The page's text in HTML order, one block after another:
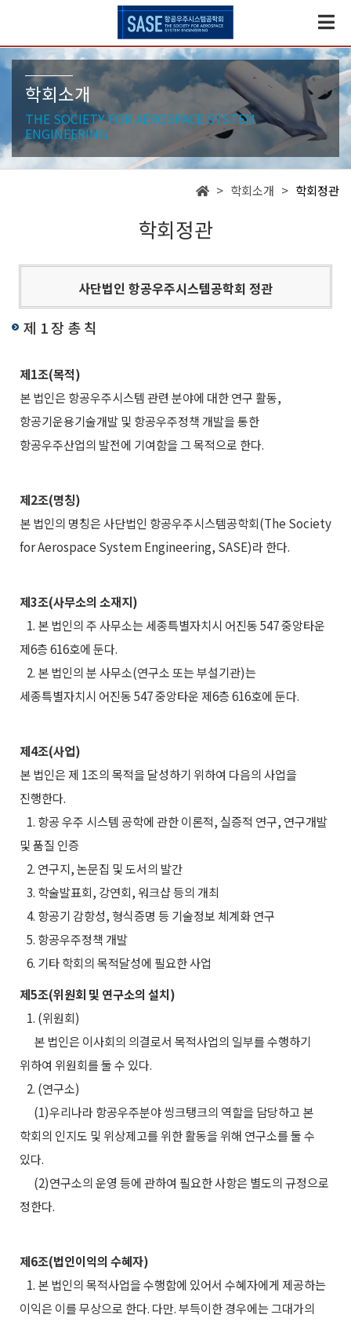
학회소개
THE SOCIETY FOR AEROSPACE SYSTEM
ENGINEERING
> 학회소개 > 학회정관
학회정관
사단법인 항공우주시스템공학회 정관
제 1 장 총 칙
제1조(목적)
본 법인은 항공우주시스템 관련 분야에 대한 연구 활동,
항공기운용기술개발 및 항공우주정책 개발을 통한
항공우주산업의 발전에 기여함을 그 목적으로 한다.
제2조(명칭)
본 법인의 명칭은 사단법인 항공우주시스템공학회(The Society
for Aerospace System Engineering, SASE)라 한다.
제3조(사무소의 소재지)
1. 본 법인의 주 사무소는 세종특별자치시 어진동 547 중앙타운
제6층 616호에 둔다.
2. 본 법인의 분 사무소(연구소 또는 부설기관)는
세종특별자치시 어진동 547 중앙타운 제6층 616호에 둔다.
제4조(사업)
본 법인은 제 1조의 목적을 달성하기 위하여 다음의 사업을
진행한다.
1. 항공 우주 시스템 공학에 관한 이론적, 실증적 연구, 연구개발
및 품질 인증
2. 연구지, 논문집 및 도서의 발간
3. 학술발표회, 강연회, 워크샵 등의 개최
4. 항공기 감항성, 형식증명 등 기술정보 체계화 연구
5. 항공우주정책 개발
6. 기타 학회의 목적달성에 필요한 사업
제5조(위원회 및 연구소의 설치)
1. (위원회)
본 법인은 이사회의 의결로서 목적사업의 일부를 수행하기
위하여 위원회를 둘 수 있다.
2. (연구소)
(1)우리나라 항공우주분야 씽크탱크의 역할을 담당하고 본
학회의 인지도 및 위상제고를 위한 활동을 위해 연구소를 둘 수
있다.
(2)연구소의 운영 등에 관하여 필요한 사항은 별도의 규정으로
정한다.
제6조(법인이익의 수혜자)
1. 본 법인의 목적사업을 수행함에 있어서 수혜자에게 제공하는
이익은 이를 무상으로 한다. 다만. 부득이한 경우에는 그대가의